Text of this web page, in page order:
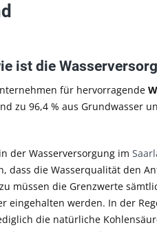
ist die
für hervorragende
zu 96,4 % aus Grundwasser
der Wasserversorgung im
dass die Wasserqualität den
müssen die Grenzwerte
eingehalten werden. In der
die natürliche